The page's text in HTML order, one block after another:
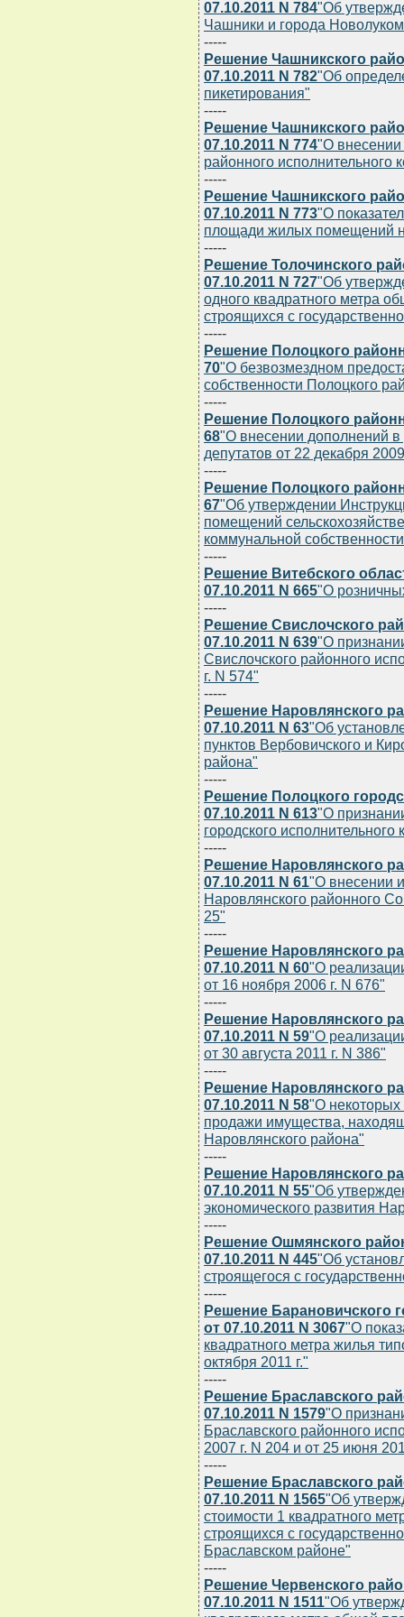
07.10.2011 N 784"Об
Чашники и города
-----
Решение Чашникского
07.10.2011 N 782"Об
пикетирования"
-----
Решение Чашникского
07.10.2011 N 774"О
районного исполнительного
-----
Решение Чашникского
07.10.2011 N 773"О
площади жилых помещений
-----
Решение Толочинского
07.10.2011 N 727"Об
одного квадратного метра
строящихся с
-----
Решение Полоцкого
70"О безвозмездном
собственности Полоцкого
-----
Решение Полоцкого
68"О внесении дополнений
депутатов от 22 декабря
-----
Решение Полоцкого
67"Об утверждении
помещений
коммунальной
-----
Решение Витебского
07.10.2011 N 665"О
-----
Решение Свислочского
07.10.2011 N 639"О
Свислочского районного
г. N 574"
-----
Решение Наровлянского
07.10.2011 N 63"Об
пунктов Вербовичского и
района"
-----
Решение Полоцкого
07.10.2011 N 613"О
городского
-----
Решение Наровлянского
07.10.2011 N 61"О внесении
Наровлянского районного
25"
-----
Решение Наровлянского
07.10.2011 N 60"О
от 16 ноября 2006 г. N 676"
-----
Решение Наровлянского
07.10.2011 N 59"О
от 30 августа 2011 г. N 386"
-----
Решение Наровлянского
07.10.2011 N 58"О
продажи имущества,
Наровлянского района"
-----
Решение Наровлянского
07.10.2011 N 55"Об
экономического развития
-----
Решение Ошмянского
07.10.2011 N 445"Об
строящегося с
-----
Решение Барановичского
от 07.10.2011 N 3067"О
квадратного метра жилья
октября 2011 г."
-----
Решение Браславского
07.10.2011 N 1579"О
Браславского районного
2007 г. N 204 и от 25 июня
-----
Решение Браславского
07.10.2011 N 1565"Об
стоимости 1 квадратного
строящихся с
Браславском районе"
-----
Решение Червенского
07.10.2011 N 1511"Об